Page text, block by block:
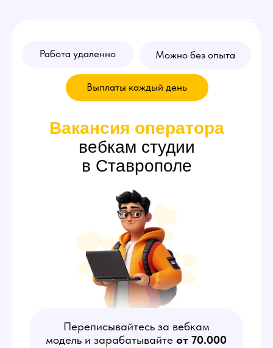
Вакансия оператора
в Ставрополе
Переписывайтесь за вебкам
модель и зарабатывайтеот 70.000
рублей работая из дома!